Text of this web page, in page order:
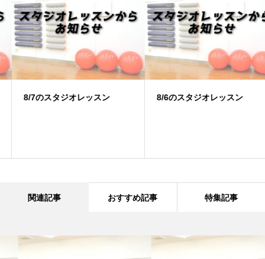
8/7のスタジオレッスン 8/6のスタジオレッスン
関連記事 おすすめ記事 特集記事